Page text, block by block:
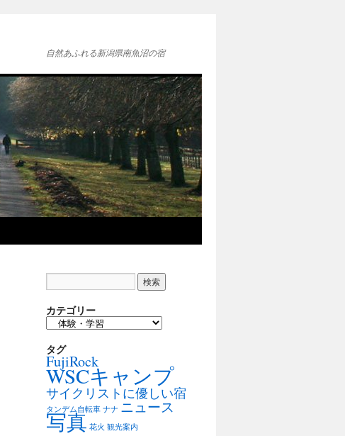
自然あふれる新潟県南魚沼の宿
カテゴリー
ゴ
リ
ー
タグ
FujiRock
WSCキャンプ
サイクリストに優しい宿
タンデム自転車 ナナ ニュース
写真 花火 観光案内